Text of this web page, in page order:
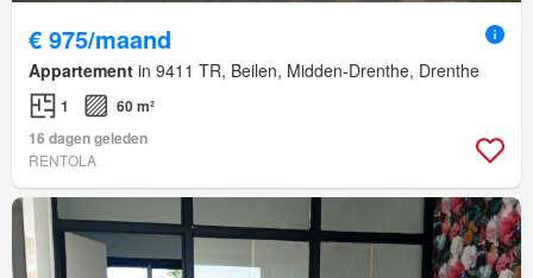
€ 975/maand
Appartement in 9411 TR, Beilen, Midden-Drenthe, Drenthe
1
60 m²
16 dagen geleden
RENTOLA